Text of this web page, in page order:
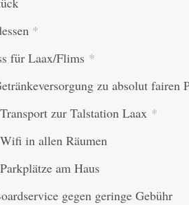
*
für Laax/Flims *
zu absolut fairen
zur Talstation Laax *
in allen Räumen
am Haus
gegen geringe Gebühr